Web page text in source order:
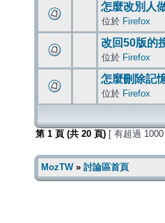
怎麼改別人
位於 Firefox
改回50版的
位於 Firefox
怎麼刪除記
位於 Firefox
第 1 頁 (共 20 頁) [ 有超過
MozTW» 討論區首頁